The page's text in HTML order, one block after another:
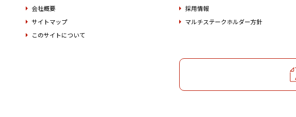
会社概要
採用情報
サイトマップ
マルチステークホルダー方針
このサイトについて